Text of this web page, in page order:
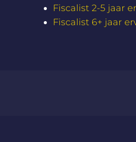
Fiscalist 2-5 jaar
Fiscalist 6+ jaar